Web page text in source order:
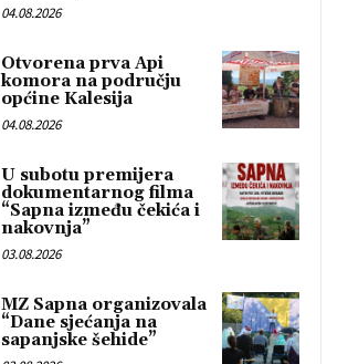
04.08.2026
Otvorena prva Api
komora na području
općine Kalesija
04.08.2026
U subotu premijera
dokumentarnog filma
“Sapna između čekića i
nakovnja”
03.08.2026
MZ Sapna organizovala
“Dane sjećanja na
sapanjske šehide”